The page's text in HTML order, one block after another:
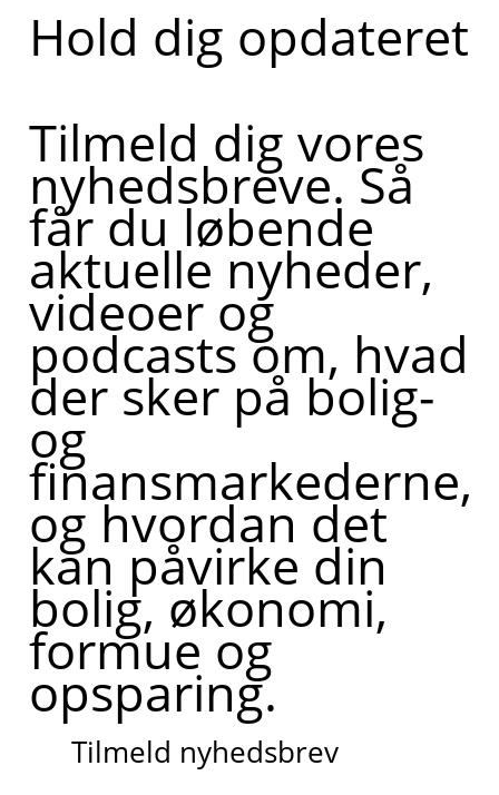
Hold dig opdateret
Tilmeld dig vores
nyhedsbreve. Så
får du løbende
aktuelle nyheder,
videoer og
podcasts om, hvad
der sker på bolig-
og
finansmarkederne,
og hvordan det
kan påvirke din
bolig, økonomi,
formue og
opsparing.
Tilmeld nyhedsbrev